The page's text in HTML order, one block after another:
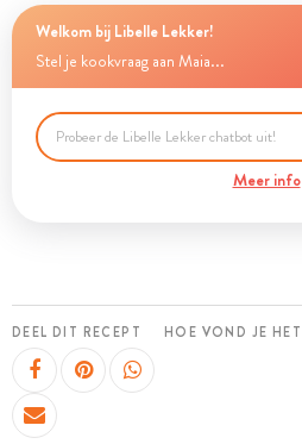
Welkom bij Libelle Lekker!
Stel je kookvraag aan Maia...
Meer info
DEEL DIT RECEPT HOE VOND JE